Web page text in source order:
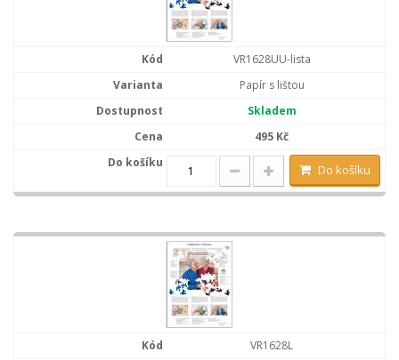
VR1628UU-lista
Papír s lištou
Skladem
495 Kč
Do košíku
VR1628L